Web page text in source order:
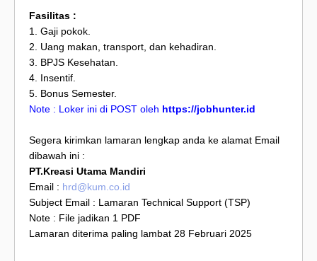
Fasilitas :
1. Gaji pokok.
2. Uang makan, transport, dan kehadiran.
3. BPJS Kesehatan.
4. Insentif.
5. Bonus Semester.
Note : Loker ini di POST oleh https://jobhunter.id
Segera kirimkan lamaran lengkap anda ke alamat Email
dibawah ini :
PT.Kreasi Utama Mandiri
Email : hrd@kum.co.id
Subject Email : Lamaran Technical Support (TSP)
Note : File jadikan 1 PDF
Lamaran diterima paling lambat 28 Februari 2025